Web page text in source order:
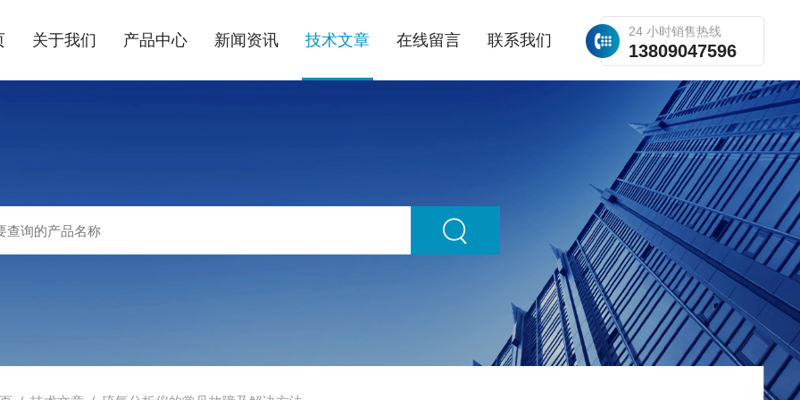
24 小时销售热线
13809047596
关于我们 产品中心 新闻资讯 技术文章 在线留言 联系我们